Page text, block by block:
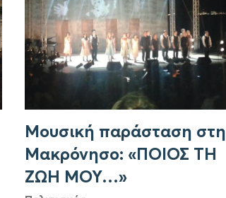
Μουσική παράσταση στη
Μακρόνησο: «ΠΟΙΟΣ ΤΗ
ΖΩΗ ΜΟΥ…»